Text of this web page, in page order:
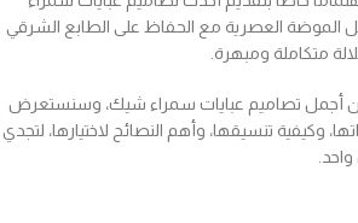
الموضة العصرية مع الحفاظ على الطابع الشرقي
متكاملة ومبهرة.
أجمل تصاميم عبايات سمراء شيك، وسنستعرض
وكيفية تنسيقها، وأهم النصائح لاختيارها، لتجدي